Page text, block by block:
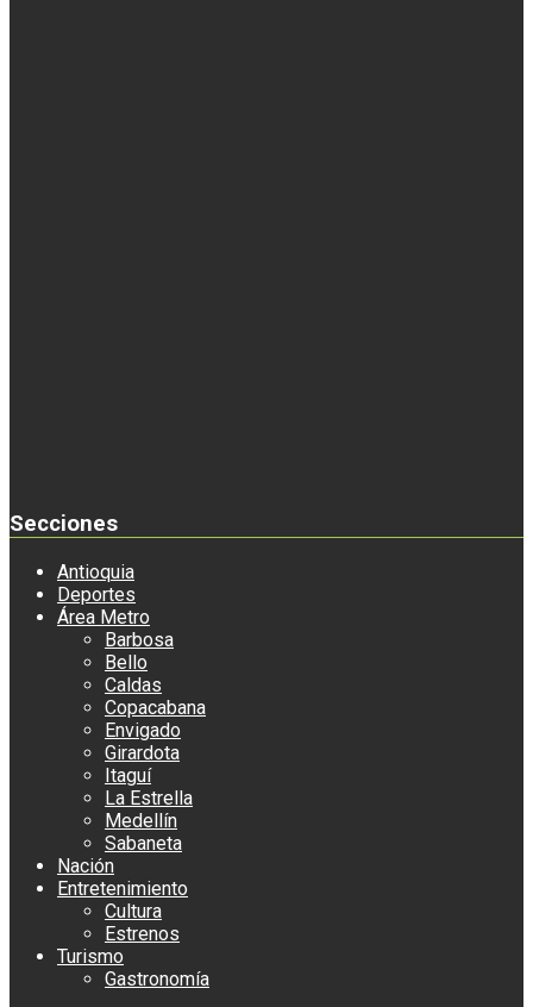
Secciones
Antioquia
Deportes
Área Metro
Barbosa
Bello
Caldas
Copacabana
Envigado
Girardota
Itaguí
La Estrella
Medellín
Sabaneta
Nación
Entretenimiento
Cultura
Estrenos
Turismo
Gastronomía